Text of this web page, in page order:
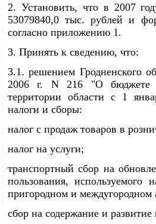
2. Установить, что в 2007
53079840,0 тыс. рублей и
согласно приложению 1.
3. Принять к сведению, что:
3.1. решением Гродненского
2006 г. N 216 "О бюджете
территории области с 1
налоги и сборы:
налог с продаж товаров в
налог на услуги;
транспортный сбор на
пользования, используемого
пригородном и
сбор на содержание и